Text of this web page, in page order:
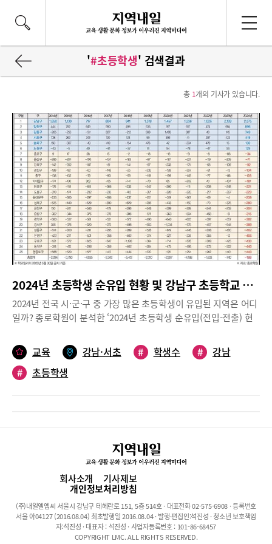
'#초등학생' 검색결과
총 1개의 기사가 있습니다.
2024년 초등학생 순유입 현황 및 강남구 초등학교 전체 학생 수 현황 분석
2024년 전국 시·군·구 중 가장 많은 초등학생이 유입된 지역은 어디
일까? 종로학원이 분석한 ‘2024년 초등학생 순유입(전입-전출) 현
이 2,575명으로 전국에서 가장 많았다. 두 번째로 초등학생이 많이
유입된 지역은 대구 수성구로 초등학생 순유입 인구는 1,157명이었
다. 순유입 요인은 여러 가지가 있지만, 학군지 중심의 쏠림 현상이
생 수가 가장 많은 것으로 나타났다. ‘2024년 초등학교 순유입 현황
및 강남구 초등학교 학생 수 현황’을 살펴봤다. 도움말 종로학원 임
성호 대표참고자료 학교알리미 공시(2025년 5월 공시 기준) 2024
년 초등학교 순유입 현황 전국 초등학생 순유입 현황강남구 전국 1
순유입(전입-전출)을 분석한 결과에 따르면 서울특별시 강남구가
2,575명으로 전국 1위였고, 2위는 대구광역시 수성구 1,157명, 3위
는 경기도 양주시 964명, 4위는 서울특별시 양천구 896명, 5위는 인
교육 강남·서초 # 학생수 #
강남
#
초등학생
회사소개 기사제보
개인정보처리방침
(주)내일엘엠씨 서울시 강남구 테헤란로 151, 5층 514호 · 대표전화 02-575-6908 · 등록번호
서울 아04127 (2016.08.04) 최초발행일 2016.08.04 · 발행·편집인:석진성 · 청소년 보호책임
자:석진성 · 대표자 : 석진성 · 사업자등록번호 : 101-86-68457
COPYRIGHT LMC. ALL RIGHTS RESERVED.